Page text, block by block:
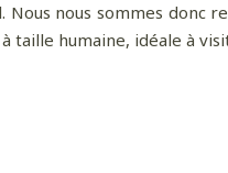
nous sommes donc
humaine, idéale à